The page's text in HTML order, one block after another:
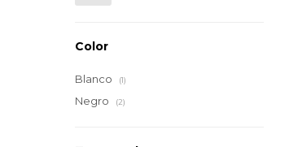
Color
Blanco (1)
Negro (2)